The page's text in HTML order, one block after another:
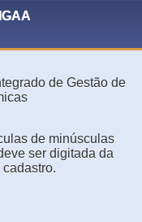
de Gestão de
de minúsculas
ser digitada da